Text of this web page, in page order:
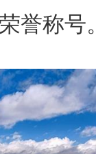
誉称号